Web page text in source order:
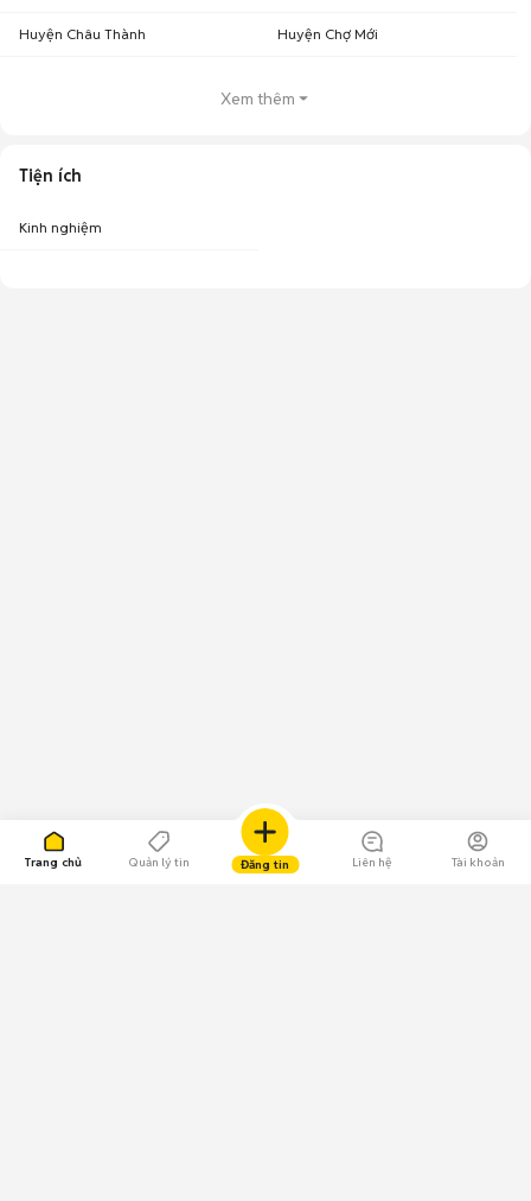
Trang chủ Quản lý tin Đăng tin Liên hệ Tài khoản
Huyện Châu Thành Huyện Chợ Mới
Xem thêm
Tiện ích
Kinh nghiệm